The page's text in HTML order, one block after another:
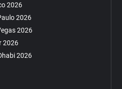
2026
2026
2026
2026
2026